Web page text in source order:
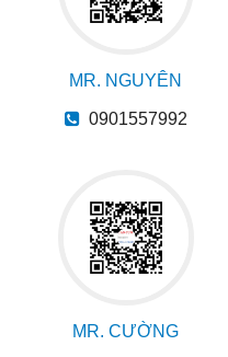
MR. NGUYÊN
0901557992
MR. CƯỜNG